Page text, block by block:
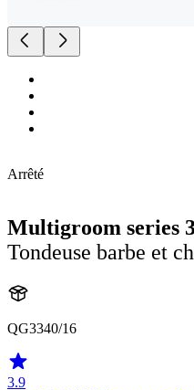
Arrêté
Multigroom series
Tondeuse barbe et
QG3340/16
3.9